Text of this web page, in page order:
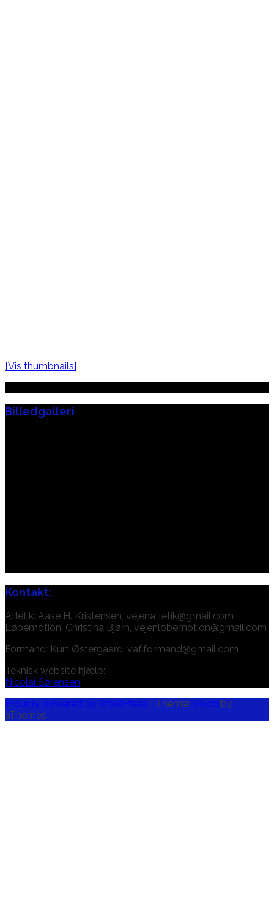
[Vis thumbnails]
Billedgalleri
Kontakt:
Atletik: Aase H. Kristensen, vejenatletik@gmail.com
Løbemotion: Christina Bjørn, vejenlobemotion@gmail.com
Formand: Kurt Østergaard, vaf.formand@gmail.com
Teknisk website hjælp:
Nicolai Sørensen
Proudly powered by WordPress
Theme: Solon by
aThemes